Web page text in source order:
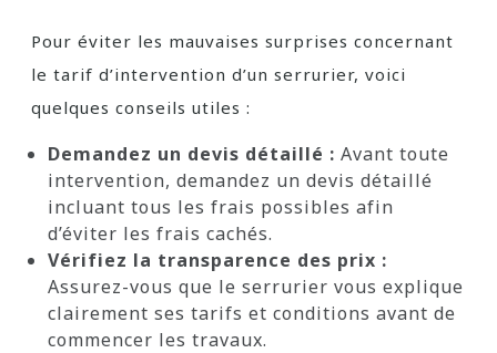
Pour éviter les mauvaises surprises concernant
le tarif d’intervention d’un serrurier, voici
quelques conseils utiles :
Demandez un devis détaillé : Avant toute
intervention, demandez un devis détaillé
incluant tous les frais possibles afin
d’éviter les frais cachés.
Vérifiez la transparence des prix :
Assurez-vous que le serrurier vous explique
clairement ses tarifs et conditions avant de
commencer les travaux.